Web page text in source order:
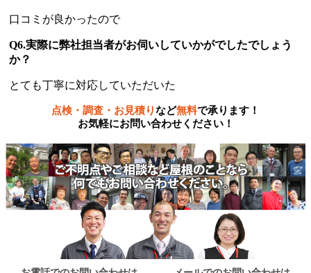
口コミが良かったので
Q6.実際に弊社担当者がお伺いしていかがでしたでしょう
か？
とても丁寧に対応していただいた
点検・調査・お見積りなど無料で承ります！
お気軽にお問い合わせください！